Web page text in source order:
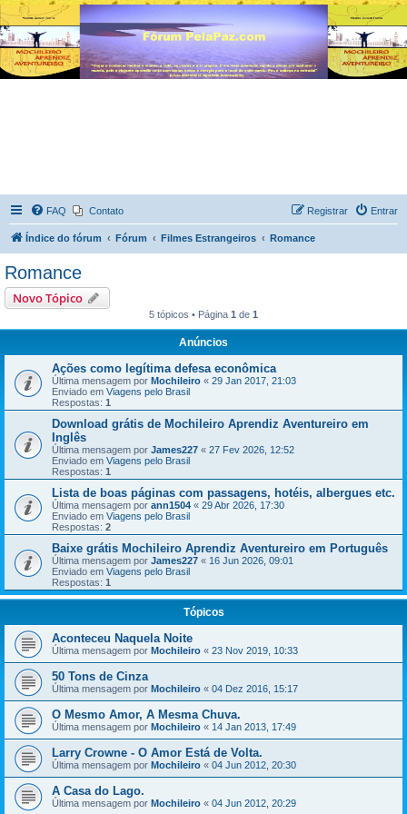
FAQ Contato Entrar
Registrar
Índice do fórum Fórum Filmes Estrangeiros Romance
Romance
Novo Tópico
5 tópicos • Página 1 de 1
Anúncios
Ações como legítima defesa econômica
Última mensagem por Mochileiro « 29 Jan 2017, 21:03
Enviado em Viagens pelo Brasil
Respostas: 1
Download grátis de Mochileiro Aprendiz Aventureiro em
Inglês
Última mensagem por James227 « 27 Fev 2026, 12:52
Enviado em Viagens pelo Brasil
Respostas: 1
Lista de boas páginas com passagens, hotéis, albergues etc.
Última mensagem por ann1504 « 29 Abr 2026, 17:30
Enviado em Viagens pelo Brasil
Respostas: 2
Baixe grátis Mochileiro Aprendiz Aventureiro em Português
Última mensagem por James227 « 16 Jun 2026, 09:01
Enviado em Viagens pelo Brasil
Respostas: 1
Tópicos
Aconteceu Naquela Noite
Última mensagem por Mochileiro « 23 Nov 2019, 10:33
50 Tons de Cinza
Última mensagem por Mochileiro « 04 Dez 2016, 15:17
O Mesmo Amor, A Mesma Chuva.
Última mensagem por Mochileiro « 14 Jan 2013, 17:49
Larry Crowne - O Amor Está de Volta.
Última mensagem por Mochileiro « 04 Jun 2012, 20:30
A Casa do Lago.
Última mensagem por Mochileiro « 04 Jun 2012, 20:29